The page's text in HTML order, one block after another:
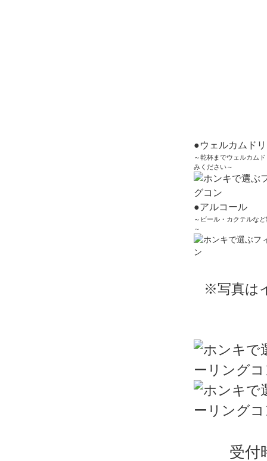
●ウェルカムド
～乾杯までウェルカム
みください～
●アルコール
～ビール・カクテルな
～
※写真は
受付